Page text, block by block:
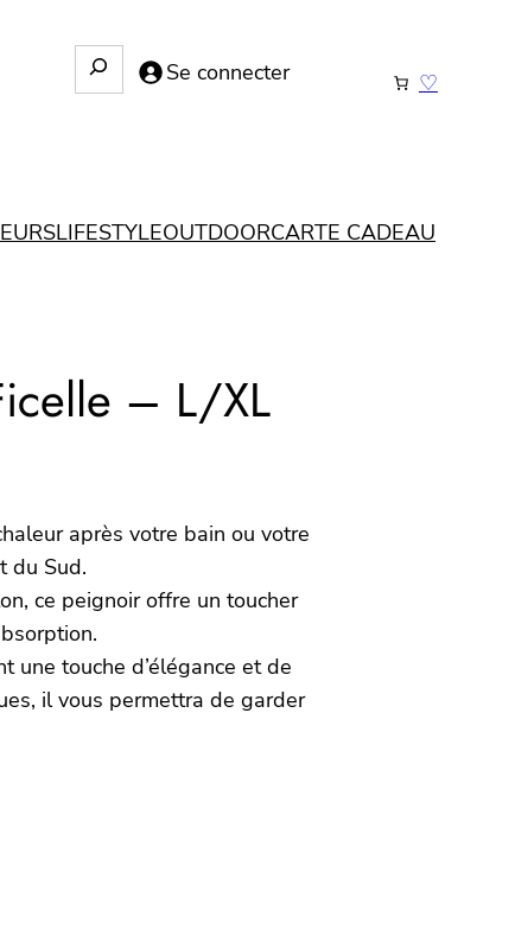
e
c
Se connecter ♡
LIFESTYLEOUTDOORCARTE CADEAU
– L/XL
après votre bain ou votre
du Sud.
ce peignoir offre un toucher
une touche d’élégance et de
il vous permettra de garder